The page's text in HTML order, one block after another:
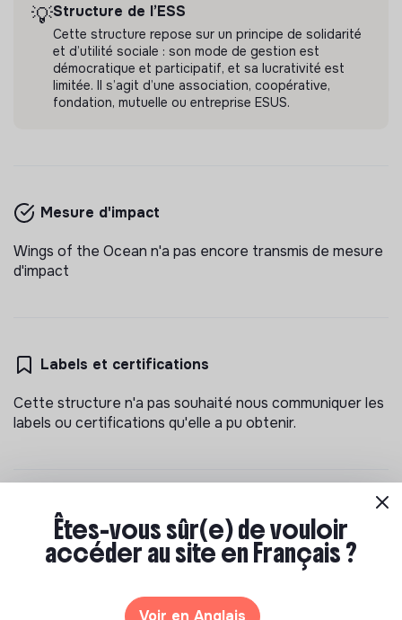
💡Structure de l’ESS
Cette structure repose sur un principe de solidarité
et d’utilité sociale : son mode de gestion est
démocratique et participatif, et sa lucrativité est
limitée. Il s’agit d’une association, coopérative,
fondation, mutuelle ou entreprise ESUS.
Mesure d'impact
Wings of the Ocean n'a pas encore transmis de mesure
d'impact
Labels et certifications
Cette structure n'a pas souhaité nous communiquer les
labels ou certifications qu'elle a pu obtenir.
Documents
N'a pas encore communiqué de documents de
Êtes-vous sûr(e) de vouloir
accéder au site en Français ?
Voir en Anglais